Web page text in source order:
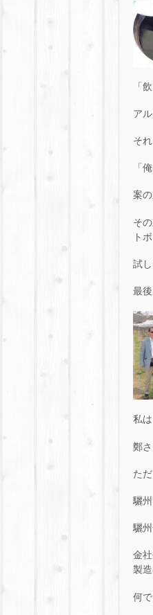
「
ア
そ
「
案
そ
ト
試
最
私
鄭
た
驪
驪
金社
製
何